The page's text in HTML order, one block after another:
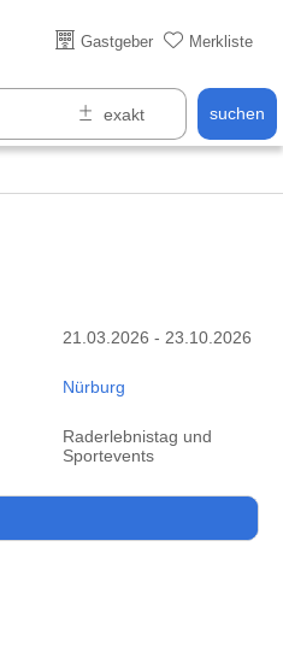
Gastgeber Merkliste
suchen
online
21.03.2026 - 23.10.2026
Nürburg
Raderlebnistag und
Sportevents